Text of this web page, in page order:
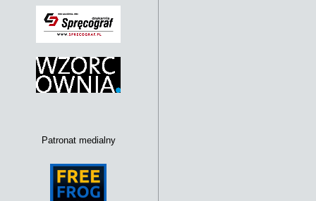
Patronat medialny